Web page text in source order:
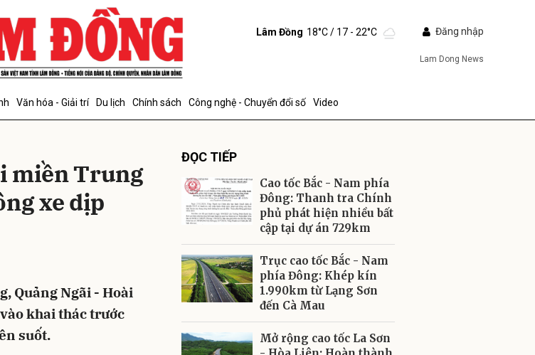
Lâm Đồng 18°C/ 17 - 22°C Đăng nhập
Lam Dong News
Văn hóa - Giải trí Du lịch Chính sách Công nghệ - Chuyển đổi số Video
miền Trung
xe dịp
Quảng Ngãi - Hoài
khai thác trước
suốt.
ĐỌC TIẾP
Cao tốc Bắc - Nam phía
Đông: Thanh tra Chính
phủ phát hiện nhiều bất
cập tại dự án 729km
Trục cao tốc Bắc - Nam
phía Đông: Khép kín
1.990km từ Lạng Sơn
đến Cà Mau
Mở rộng cao tốc La Sơn